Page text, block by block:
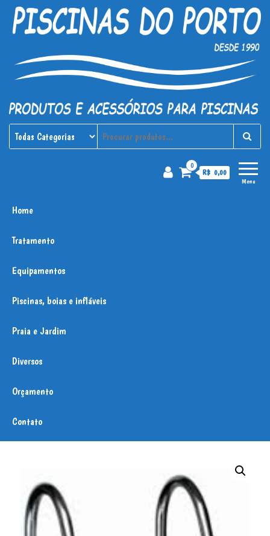
Piscinas do PortoProdutos e acessórios para
Menu
0
R$ 0,00
Home
Tratamento
Equipamentos
Piscinas, boias e infláveis
Praia e Jardim
Diversos
Orçamento
Contato